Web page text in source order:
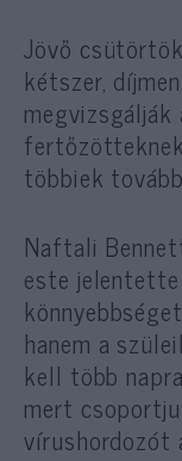
Jövő
kétszer,
többiek
Naftali
este
hanem a
kell több
mert